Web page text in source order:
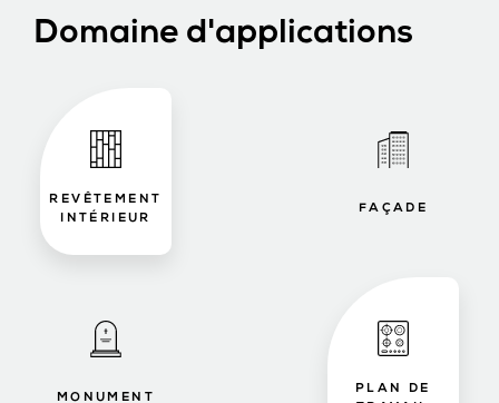
Domaine d'applications
REVÊTEMENT
INTÉRIEUR
FAÇADE
MONUMENT
PLAN DE